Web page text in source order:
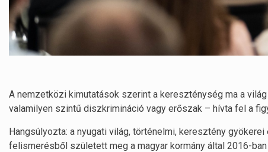
A nemzetközi kimutatások szerint a kereszténység ma a
valamilyen szintű diszkrimináció vagy erőszak – hívta fel a
Hangsúlyozta: a nyugati világ, történelmi, keresztény
felismerésből született meg a magyar kormány által 2016-